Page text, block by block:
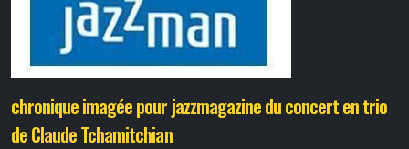
chronique imagée pour jazzmagazine du concert en trio
de Claude Tchamitchian